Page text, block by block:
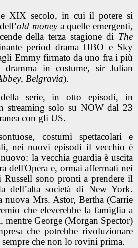
XIX secolo, in cui il potere si
old money a quelle emergenti,
della terza stagione di The
period drama HBO e Sky
Emmy firmato da uno fra i più
dramma in costume, sir Julian
, Belgravia).
serie, in otto episodi, in
streaming solo su NOW dal 23
con gli US.
costumi spettacolari e
nei nuovi episodi il vecchio è
la vecchia guardia è uscita
dell'Opera e, ormai affermati nei
sono pronti a prendere il
dell’alta società di New York.
nuova Mrs. Astor, Bertha (Carrie
che eleverebbe la famiglia a
George (Morgan Spector)
che potrebbe rivoluzionare
che non lo rovini prima.